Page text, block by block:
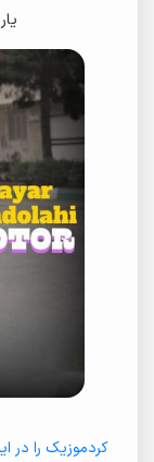
کردموزیک را در